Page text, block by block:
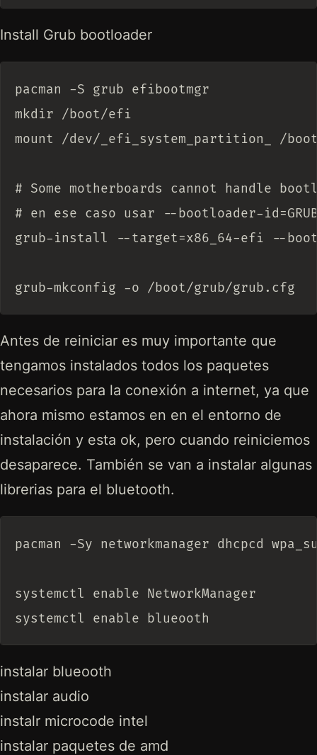
Install Grub bootloader
pacman -S grub efibootmgr
mkdir /boot/efi
mount /dev/_efi_system_partition_ /
# Some motherboards cannot handle
# en ese caso usar --bootloader-
grub-install --target=x86_64-efi --
Antes de reiniciar es muy importante que
tengamos instalados todos los paquetes
necesarios para la conexión a internet, ya que
ahora mismo estamos en en el entorno de
instalación y esta ok, pero cuando reiniciemos
desaparece. También se van a instalar algunas
librerias para el bluetooth.
pacman -Sy networkmanager dhcpcd
systemctl enable NetworkManager
instalar blueooth
instalar audio
instalr microcode intel
instalar paquetes de amd